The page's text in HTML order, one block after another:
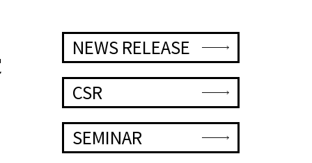
NEWS RELEASE
CSR
SEMINAR